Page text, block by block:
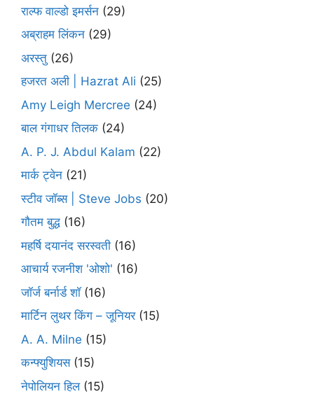
राल्फ वाल्डो इमर्सन (29)
अब्राहम लिंकन (29)
अरस्तु (26)
हजरत अली | Hazrat Ali (25)
Amy Leigh Mercree (24)
बाल गंगाधर तिलक (24)
A. P. J. Abdul Kalam (22)
मार्क ट्वेन (21)
स्टीव जॉब्स | Steve Jobs (20)
गौतम बुद्ध (16)
महर्षि दयानंद सरस्वती (16)
आचार्य रजनीश 'ओशो' (16)
जॉर्ज बर्नार्ड शॉ(16)
मार्टिन लुथर किंग – जूनियर(15)
A. A. Milne (15)
कन्फ्युशियस(15)
नेपोलियन हिल(15)